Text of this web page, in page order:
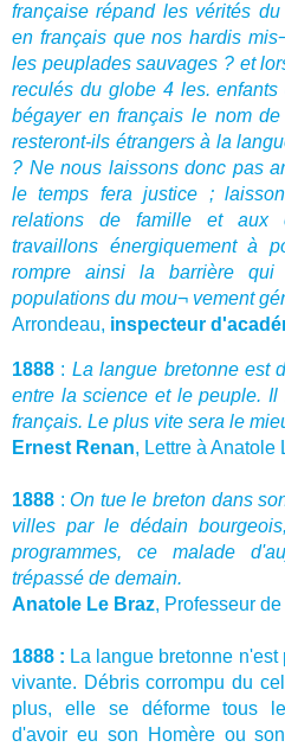
française répand les vérités
en français que nos hardis
les peuplades sauvages ? et
reculés du globe 4 les.
bégayer en français le nom
resteront-ils étrangers à la
? Ne nous laissons donc pas
le temps fera justice ;
relations de famille et aux
travaillons énergiquement à
rompre ainsi la barrière
populations du mou¬ vement
Arrondeau, inspecteur
1888 : La langue bretonne est
entre la science et le peuple.
français. Le plus vite sera le
Ernest Renan, Lettre à Anatole
1888 :On tue le breton dans
villes par le dédain
programmes, ce malade
trépassé de demain.
Anatole Le Braz, Professeur
1888 : La langue bretonne
vivante. Débris corrompu du
plus, elle se déforme tous
d'avoir eu son Homère ou